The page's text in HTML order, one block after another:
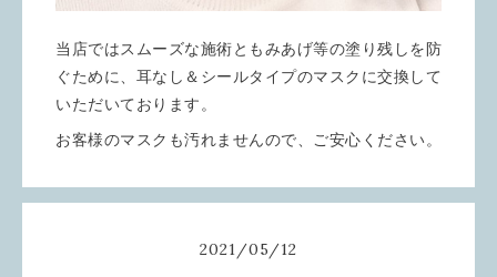
当店ではスムーズな施術ともみあげ等の塗り残しを防
ぐために、耳なし＆シールタイプのマスクに交換して
いただいております。
お客様のマスクも汚れませんので、ご安心ください。
2021/05/12